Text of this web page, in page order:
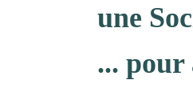
une
... pour